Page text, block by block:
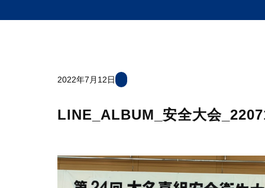
2022年7月12日
LINE_ALBUM_安全大会